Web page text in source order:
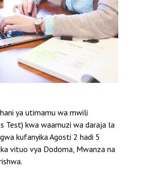
ya utimamu wa mwili
Test) kwa waamuzi wa daraja la
kufanyika Agosti 2 hadi 5
vituo vya Dodoma, Mwanza na